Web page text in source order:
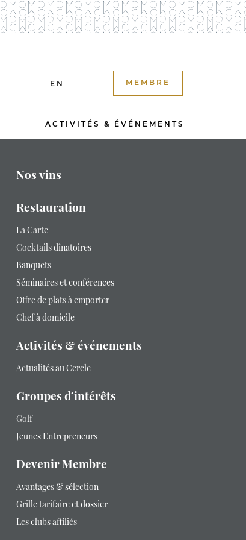
EN MEMBRE
ACTIVITÉS & ÉVÉNEMENTS
Nos vins
Restauration
La Carte
Cocktails dînatoires
Banquets
Séminaires et conférences
Offre de plats à emporter
Chef à domicile
Activités & événements
Actualités au Cercle
Groupes d’intérêts
Golf
Jeunes Entrepreneurs
Devenir Membre
Avantages & sélection
Grille tarifaire et dossier
Les clubs affiliés